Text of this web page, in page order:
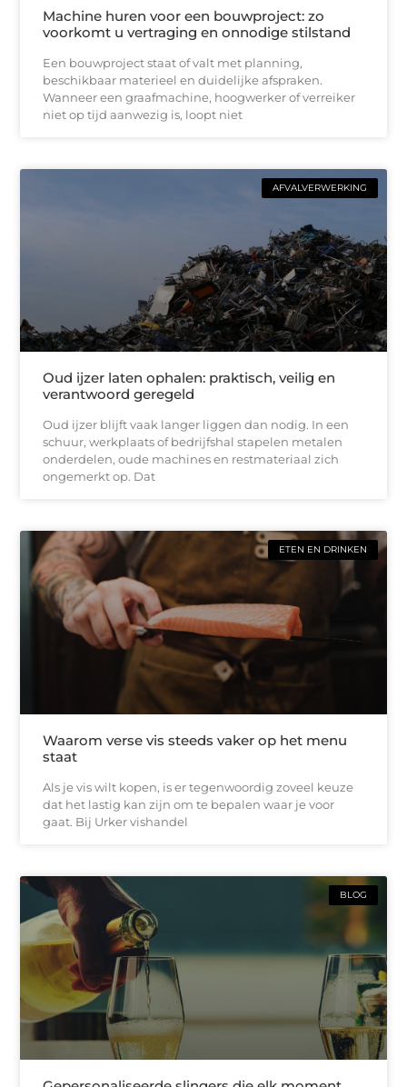
Machine huren voor een bouwproject: zo
voorkomt u vertraging en onnodige stilstand
Een bouwproject staat of valt met planning,
beschikbaar materieel en duidelijke afspraken.
Wanneer een graafmachine, hoogwerker of verreiker
niet op tijd aanwezig is, loopt niet
AFVALVERWERKING
Oud ijzer laten ophalen: praktisch, veilig en
verantwoord geregeld
Oud ijzer blijft vaak langer liggen dan nodig. In een
schuur, werkplaats of bedrijfshal stapelen metalen
onderdelen, oude machines en restmateriaal zich
ongemerkt op. Dat
ETEN EN DRINKEN
Waarom verse vis steeds vaker op het menu
staat
Als je vis wilt kopen, is er tegenwoordig zoveel keuze
dat het lastig kan zijn om te bepalen waar je voor
gaat. Bij Urker vishandel
BLOG